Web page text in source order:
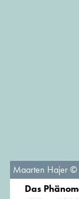
Maarten Hajer ©
Das